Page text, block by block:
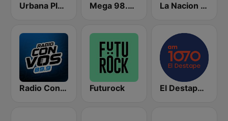
Urbana Play 104.3 FM Mega 98.3 FM La Nacion 104.9
Radio Con Vos 89.9 Futurock El Destape Radio